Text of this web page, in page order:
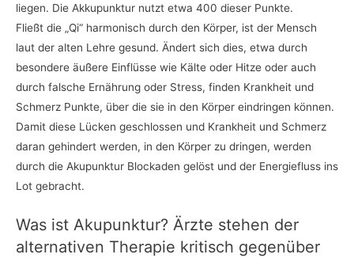
liegen. Die Akkupunktur nutzt etwa 400 dieser Punkte.
Fließt die „Qi“ harmonisch durch den Körper, ist der Mensch
laut der alten Lehre gesund. Ändert sich dies, etwa durch
besondere äußere Einflüsse wie Kälte oder Hitze oder auch
durch falsche Ernährung oder Stress, finden Krankheit und
Schmerz Punkte, über die sie in den Körper eindringen können.
Damit diese Lücken geschlossen und Krankheit und Schmerz
daran gehindert werden, in den Körper zu dringen, werden
durch die Akupunktur Blockaden gelöst und der Energiefluss ins
Lot gebracht.
Was ist Akupunktur? Ärzte stehen der
alternativen Therapie kritisch gegenüber